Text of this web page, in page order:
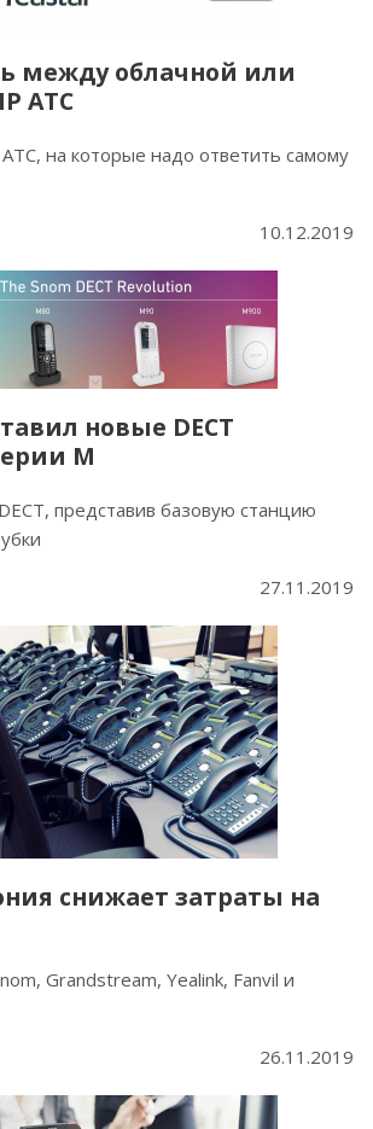
между облачной или
АТС
на которые надо ответить самому
10.12.2019
новые DECT
M
представив базовую станцию
27.11.2019
снижает затраты на
Grandstream, Yealink, Fanvil и
26.11.2019